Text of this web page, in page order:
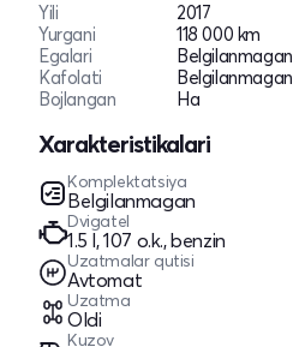
Yili
2017
Yurgani
118 000 km
Egalari
Belgilanmagan
Kafolati
Belgilanmagan
Bojlangan
Ha
Xarakteristikalari
Komplektatsiya
Belgilanmagan
Dvigatel
1.5 l, 107 o.k., benzin
Uzatmalar qutisi
Avtomat
Uzatma
Oldi
Kuzov